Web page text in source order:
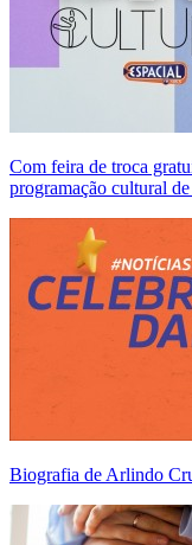
Com feira de troca
programação cultural
Biografia de Arlindo